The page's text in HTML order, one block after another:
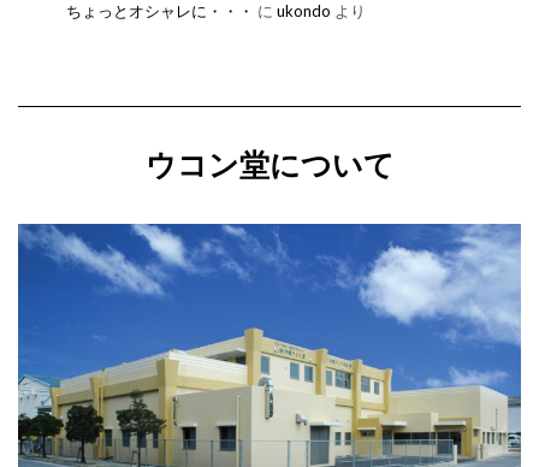
ちょっとオシャレに・・・ に ukondo より
ウコン堂について